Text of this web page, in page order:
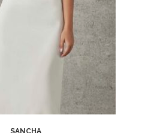
SANCHA